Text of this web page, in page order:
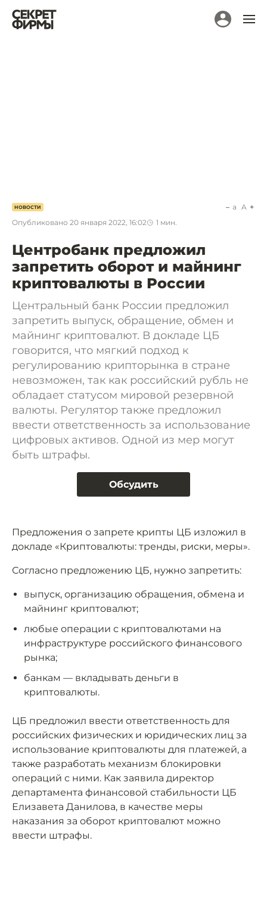
НОВОСТИ
Опубликовано 20 января 2022, 16:02 1 мин.
a A
Центробанк предложил
запретить оборот и майнинг
криптовалюты в России
Центральный банк России предложил
запретить выпуск, обращение, обмен и
майнинг криптовалют. В докладе ЦБ
говорится, что мягкий подход к
регулированию крипторынка в стране
невозможен, так как российский рубль не
обладает статусом мировой резервной
валюты. Регулятор также предложил
ввести ответственность за использование
цифровых активов. Одной из мер могут
быть штрафы.
Обсудить
Предложения о запрете крипты ЦБ изложил в
докладе «Криптовалюты: тренды, риски, меры».
Согласно предложению ЦБ, нужно запретить:
выпуск, организацию обращения, обмена и
майнинг криптовалют;
любые операции с криптовалютами на
инфраструктуре российского финансового
рынка;
банкам — вкладывать деньги в
криптовалюты.
ЦБ предложил ввести ответственность для
российских физических и юридических лиц за
использование криптовалюты для платежей, а
также разработать механизм блокировки
операций с ними. Как заявила директор
департамента финансовой стабильности ЦБ
Елизавета Данилова, в качестве меры
наказания за оборот криптовалют можно
ввести штрафы.